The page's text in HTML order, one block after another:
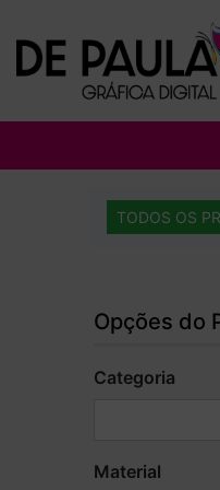
TODOS OS
Opções do
Categoria
Material